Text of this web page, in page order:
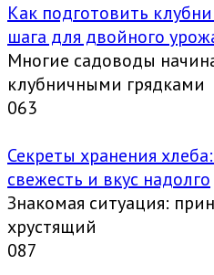
Как подготовить
шага для двойного
Многие садоводы
клубничными грядками
063
Секреты хранения
свежесть и вкус надолго
Знакомая ситуация:
хрустящий
087